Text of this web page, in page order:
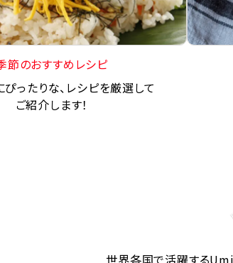
節のおすすめレシピ
ったりな、レシピを厳選して
ご紹介します！
世界各国で活躍する